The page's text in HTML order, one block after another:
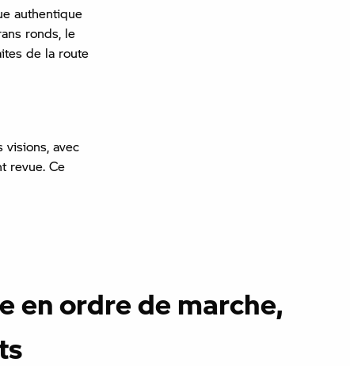
authentique
ronds, le
de la route
visions, avec
revue. Ce
en ordre de marche,